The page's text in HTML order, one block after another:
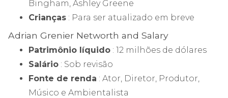
Bingham, Ashley Greene
Crianças : Para ser atualizado em breve
Adrian Grenier Networth and Salary
Patrimônio líquido : 12 milhões de dólares
Salário : Sob revisão
Fonte de renda : Ator, Diretor, Produtor,
Músico e Ambientalista